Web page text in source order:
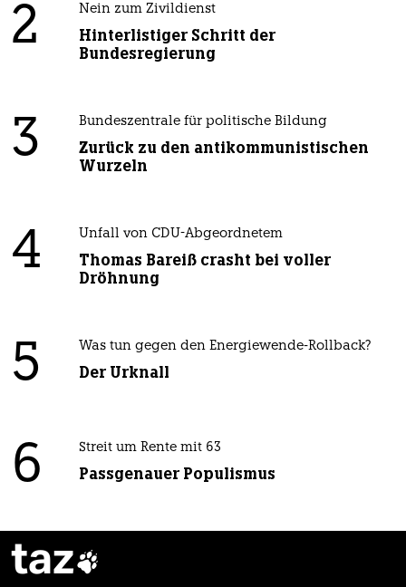
2 Nein zum Zivildienst
Hinterlistiger Schritt der
Bundesregierung
3 Bundeszentrale für politische Bildung
Zurück zu den antikommunistischen
Wurzeln
4 Unfall von CDU-Abgeordnetem
Thomas Bareiß crasht bei voller
Dröhnung
5 Was tun gegen den Energiewende-Rollback?
Der Urknall
6 Streit um Rente mit 63
Passgenauer Populismus
taz